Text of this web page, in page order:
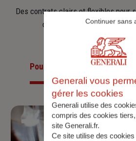
Des contrats clairs et flexibles pour
d’aujourd’hui et anticiper
Pour les particuliersPour les
Generali vous
gérer les cookies
Generali utilise des
compris des cookies
site Generali.fr.
Ce site utilise des cookies
Continuer sans